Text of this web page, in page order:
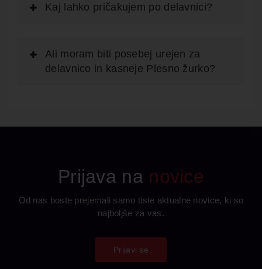
Kaj lahko pričakujem po delavnici?
Ali moram biti posebej urejen za
delavnico in kasneje Plesno žurko?
Prijava na novice
Od nas boste prejemali samo tiste aktualne novice, ki so
najboljše za vas.
Prijavi se